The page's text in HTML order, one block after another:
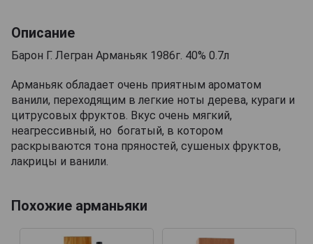
Описание
Барон Г. Легран Арманьяк 1986г. 40% 0.7л
Арманьяк обладает очень приятным ароматом
ванили, переходящим в легкие ноты дерева, кураги и
цитрусовых фруктов. Вкус очень мягкий,
неагрессивный, но богатый, в котором
раскрываются тона пряностей, сушеных фруктов,
лакрицы и ванили.
Похожие арманьяки